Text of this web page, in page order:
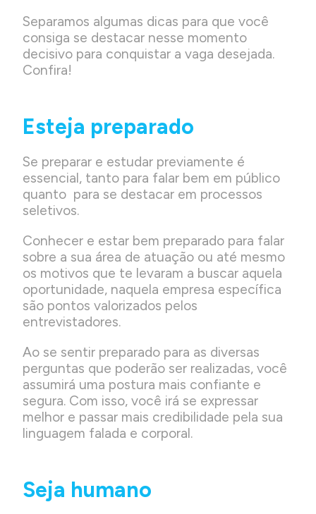
Separamos algumas dicas para que você
consiga se destacar nesse momento
decisivo para conquistar a vaga desejada.
Confira!
Esteja preparado
Se preparar e estudar previamente é
essencial, tanto para falar bem em público
quanto para se destacar em processos
seletivos.
Conhecer e estar bem preparado para falar
sobre a sua área de atuação ou até mesmo
os motivos que te levaram a buscar aquela
oportunidade, naquela empresa específica
são pontos valorizados pelos
entrevistadores.
Ao se sentir preparado para as diversas
perguntas que poderão ser realizadas, você
assumirá uma postura mais confiante e
segura. Com isso, você irá se expressar
melhor e passar mais credibilidade pela sua
linguagem falada e corporal.
Seja humano